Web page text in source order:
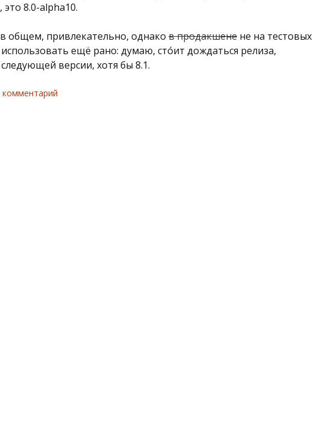
это 8.0-alpha10.
общем, привлекательно, однако в продакшене не на тестовых
использовать ещё рано: думаю, сто́ит дождаться релиза,
версии, хотя бы 8.1.